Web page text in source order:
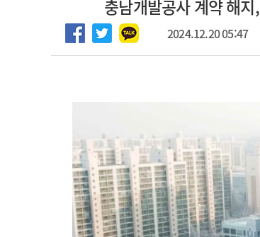
마취통증의학과 임기제 임
충남개발공사 계약 해
2024.12.20 05:47